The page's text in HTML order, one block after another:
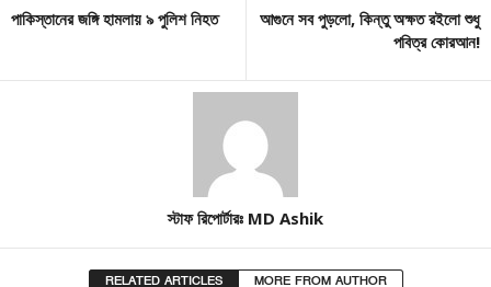
পাকিস্তানের জঙ্গি হামলায় ৯ পুলিশ নিহত
আগুনে সব পুড়লো, কিন্তু অক্ষত রইলো শুধু
পবিত্র কোরআন!
স্টাফ রিপোর্টারঃ MD Ashik
RELATED ARTICLES MORE FROM AUTHOR